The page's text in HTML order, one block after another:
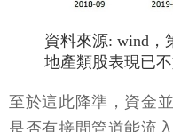
資料來源: wind，
地產類股表現已
至於這此降準，資金